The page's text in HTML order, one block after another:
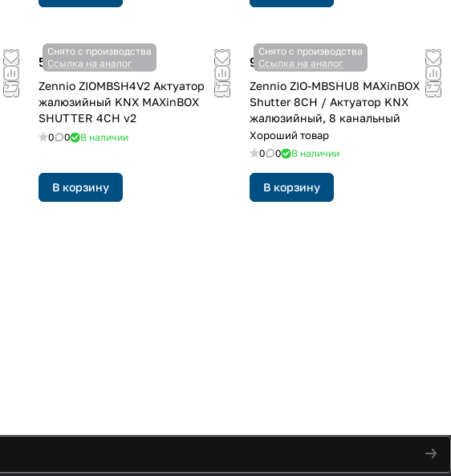
Снято с производства
Ссылка на аналог
59 456 руб.
Zennio ZIOMBSH4V2 Актуатор
жалюзийный KNX MAXinBOX
SHUTTER 4CH v2
0 0 В наличии
В корзину
Снято с производства
Ссылка на аналог
93 899 руб.
Zennio ZIO-MBSHU8 MAXinBOX
Shutter 8CH / Актуатор KNX
жалюзийный, 8 канальный
Хороший товар
0 0 В наличии
В корзину